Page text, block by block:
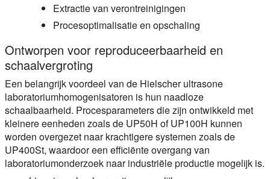
Extractie van verontreinigingen
Procesoptimalisatie en opschaling
Ontworpen voor reproduceerbaarheid en
schaalvergroting
Een belangrijk voordeel van de Hielscher ultrasone
laboratoriumhomogenisatoren is hun naadloze
schaalbaarheid. Procesparameters die zijn ontwikkeld met
kleinere eenheden zoals de UP50H of UP100H kunnen
worden overgezet naar krachtigere systemen zoals de
UP400St, waardoor een efficiënte overgang van
laboratoriumonderzoek naar industriële productie mogelijk is.